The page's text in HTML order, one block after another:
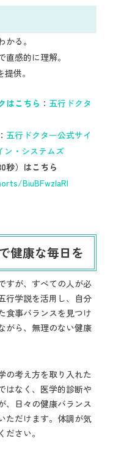
る。
感的に理解。
供。
はこちら ： 五行ドクタ
： 五行ドクター公式サイ
ン・システムズ
秒）はこちら
BiuBFwzIaRI
健康な毎日を
すが、すべての人が必
行学説を活用し、自分
食事バランスを見つけ
がら、無理のない健康
の考え方を取り入れた
はなく、医学的診断や
、日々の健康バランス
ただけます。体調が気
さい。